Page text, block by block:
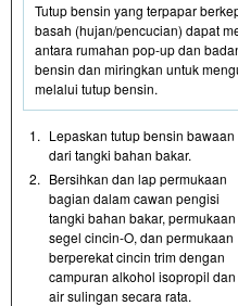
Tutup bensin yang terpapar
basah (hujan/pencucian) dapat
antara rumahan pop-up dan
bensin dan miringkan untuk
melalui tutup bensin.
1. Lepaskan tutup bensin bawaan
dari tangki bahan bakar.
2. Bersihkan dan lap permukaan
bagian dalam cawan pengisi
tangki bahan bakar, permukaan
segel cincin-O, dan permukaan
berperekat cincin trim dengan
campuran alkohol isopropil dan
air sulingan secara rata.